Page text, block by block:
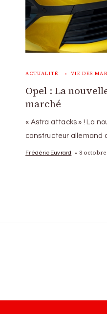
ACTUALITÉ VIE DES
Opel : La
marché
« Astra attacks » ! La
constructeur allemand
Frédéric Euvrard 8 octobre